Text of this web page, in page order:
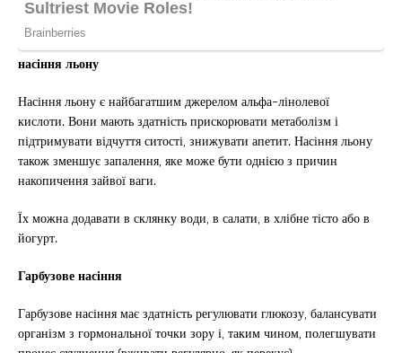
насіння льону
Насіння льону є найбагатшим джерелом альфа-лінолевої
кислоти. Вони мають здатність прискорювати метаболізм і
підтримувати відчуття ситості, знижувати апетит. Насіння льону
також зменшує запалення, яке може бути однією з причин
накопичення зайвої ваги.
Їх можна додавати в склянку води, в салати, в хлібне тісто або в
йогурт.
Гарбузове насіння
Гарбузове насіння має здатність регулювати глюкозу, балансувати
організм з гормональної точки зору і, таким чином, полегшувати